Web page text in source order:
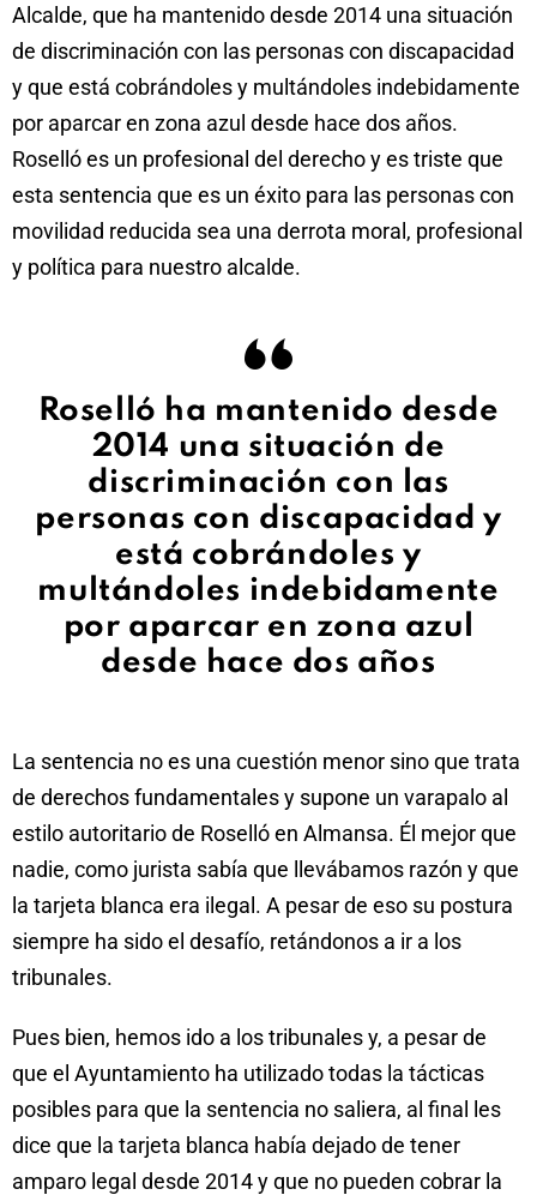
Alcalde, que ha mantenido desde 2014 una situación
de discriminación con las personas con discapacidad
y que está cobrándoles y multándoles indebidamente
por aparcar en zona azul desde hace dos años.
Roselló es un profesional del derecho y es triste que
esta sentencia que es un éxito para las personas con
movilidad reducida sea una derrota moral, profesional
y política para nuestro alcalde.
Roselló ha mantenido desde
2014 una situación de
discriminación con las
personas con discapacidad y
está cobrándoles y
multándoles indebidamente
por aparcar en zona azul
desde hace dos años
La sentencia no es una cuestión menor sino que trata
de derechos fundamentales y supone un varapalo al
estilo autoritario de Roselló en Almansa. Él mejor que
nadie, como jurista sabía que llevábamos razón y que
la tarjeta blanca era ilegal. A pesar de eso su postura
siempre ha sido el desafío, retándonos a ir a los
tribunales.
Pues bien, hemos ido a los tribunales y, a pesar de
que el Ayuntamiento ha utilizado todas la tácticas
posibles para que la sentencia no saliera, al final les
dice que la tarjeta blanca había dejado de tener
amparo legal desde 2014 y que no pueden cobrar la